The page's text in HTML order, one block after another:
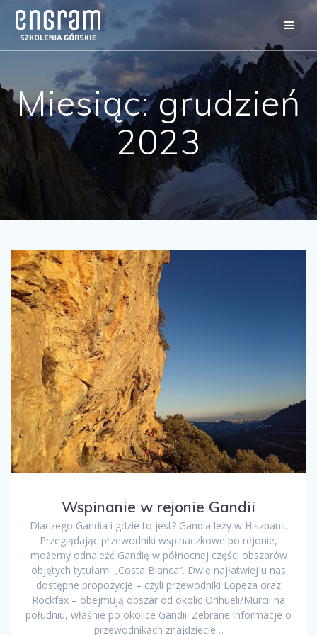
Miesiąc:grudzień
2023
Wspinanie w rejonie Gandii
Dlaczego Gandia i gdzie to jest? Gandia leży w Hiszpanii.
Przeglądając przewodniki wspinaczkowe po rejonie,
możemy odnaleźć Gandię w północnej części obszarów
objętych tytułami „Costa Blanca”. Dwie najłatwiej u nas
dostępne propozycje – czyli przewodniki Lopeza oraz
Rockfax – obejmują obszar od okolic Orihueli/Murcii na
południu, właśnie po okolice Gandii. Zebrane informacje o
przewodnikach znajdziecie…